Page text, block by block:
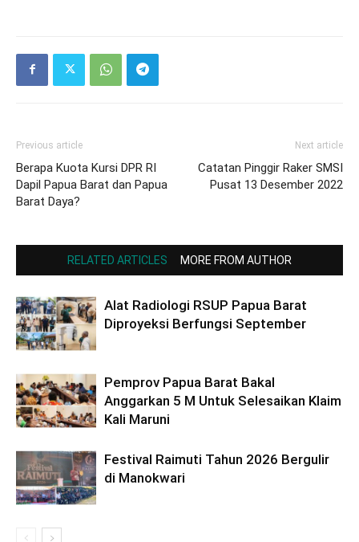
Previous article
Berapa Kuota Kursi DPR RI
Dapil Papua Barat dan Papua
Barat Daya?
Next article
Catatan Pinggir Raker SMSI
Pusat 13 Desember 2022
RELATED ARTICLES MORE FROM AUTHOR
Alat Radiologi RSUP Papua Barat
Diproyeksi Berfungsi September
Pemprov Papua Barat Bakal
Anggarkan 5 M Untuk Selesaikan Klaim
Kali Maruni
Festival Raimuti Tahun 2026 Bergulir
di Manokwari